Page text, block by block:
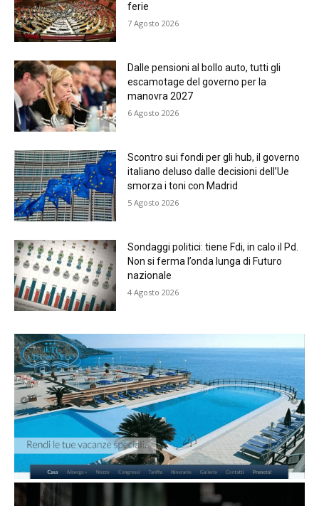
ferie
7 Agosto 2026
Dalle pensioni al bollo auto, tutti gli
escamotage del governo per la
manovra 2027
6 Agosto 2026
Scontro sui fondi per gli hub, il governo
italiano deluso dalle decisioni dell’Ue
smorza i toni con Madrid
5 Agosto 2026
Sondaggi politici: tiene Fdi, in calo il Pd.
Non si ferma l’onda lunga di Futuro
nazionale
4 Agosto 2026